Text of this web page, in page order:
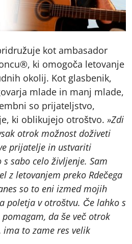
kot ambasador
ki omogoča letovanje
okolij. Kot glasbenik,
mlade in manj mlade,
so prijateljstvo,
ki oblikujejo otroštvo. »Zdi
otrok možnost doživeti
prijatelje in ustvariti
sabo celo življenje. Sam
z letovanjem preko Rdečega
so to eni izmed mojih
poletja v otroštvu. Če lahko s
da še več otrok
to zame res velik